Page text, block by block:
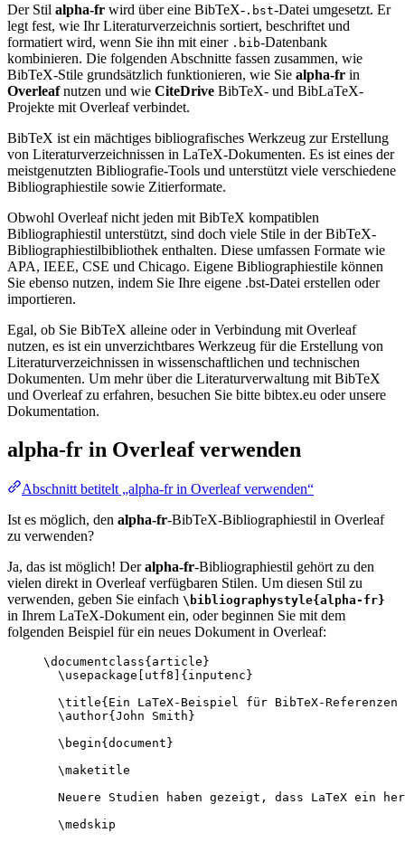
Der Stil alpha-fr wird über eine BibTeX- .bst-Datei umgesetzt. Er
legt fest, wie Ihr Literaturverzeichnis sortiert, beschriftet und
formatiert wird, wenn Sie ihn mit einer .bib-Datenbank
kombinieren. Die folgenden Abschnitte fassen zusammen, wie
BibTeX-Stile grundsätzlich funktionieren, wie Sie alpha-fr in
Overleafnutzen und wie CiteDrive BibTeX- und BibLaTeX-
Projekte mit Overleaf verbindet.
BibTeX ist ein mächtiges bibliografisches Werkzeug zur Erstellung
von Literaturverzeichnissen in LaTeX-Dokumenten. Es ist eines der
meistgenutzten Bibliografie-Tools und unterstützt viele verschiedene
Bibliographiestile sowie Zitierformate.
Obwohl Overleaf nicht jeden mit BibTeX kompatiblen
Bibliographiestil unterstützt, sind doch viele Stile in der BibTeX-
Bibliographiestilbibliothek enthalten. Diese umfassen Formate wie
APA, IEEE, CSE und Chicago. Eigene Bibliographiestile können
Sie ebenso nutzen, indem Sie Ihre eigene .bst-Datei erstellen oder
importieren.
Egal, ob Sie BibTeX alleine oder in Verbindung mit Overleaf
nutzen, es ist ein unverzichtbares Werkzeug für die Erstellung von
Literaturverzeichnissen in wissenschaftlichen und technischen
Dokumenten. Um mehr über die Literaturverwaltung mit BibTeX
und Overleaf zu erfahren, besuchen Sie bitte bibtex.eu oder unsere
Dokumentation.
alpha-fr in Overleaf verwenden
Abschnitt betitelt „alpha-fr in Overleaf verwenden“
Ist es möglich, den alpha-fr-BibTeX-Bibliographiestil in Overleaf
zu verwenden?
Ja, das ist möglich! Deralpha-fr-Bibliographiestil gehört zu den
vielen direkt in Overleaf verfügbaren Stilen. Um diesen Stil zu
verwenden, geben Sie einfach \bibliographystyle{alpha-fr}
in Ihrem LaTeX-Dokument ein, oder beginnen Sie mit dem
folgenden Beispiel für ein neues Dokument in Overleaf:
\documentclass{ article }
\usepackage
utf8 ]{ inputenc }
\title{Ein LaTeX-Beispiel für BibTeX-
\author{John Smith}
\begin{ document }
\maketitle
Neuere Studien haben gezeigt, dass LaTeX ein
\medskip